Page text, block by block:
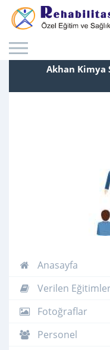
Akhan Kimya
Anasayfa
Verilen
Fotoğraflar
Personel